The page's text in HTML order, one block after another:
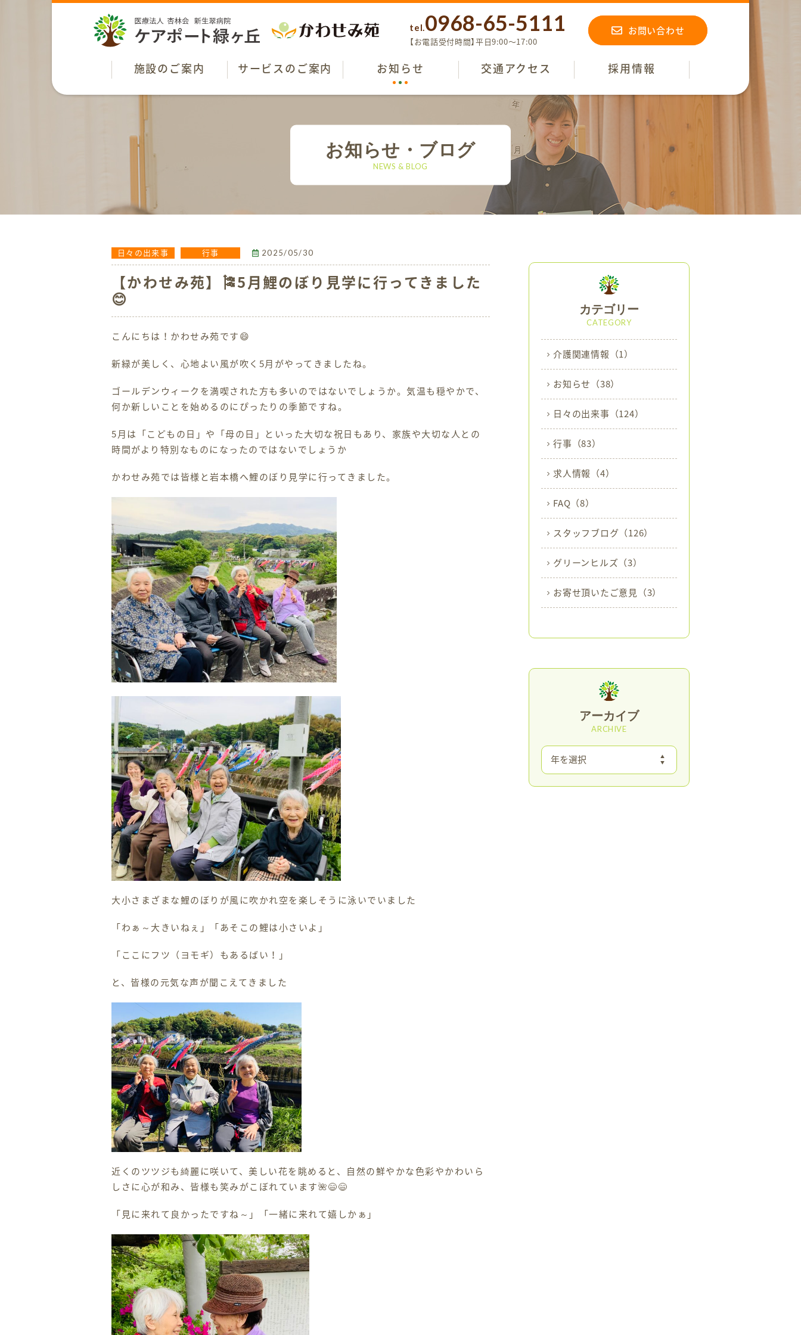
tel.0968-65-5111
【お電話受付時間】平日9:00〜17:00
お問い合わせ
施設のご案内 サービスのご案内 お知らせ 交通アクセス 採用情報
お知らせ・ブログ
NEWS & BLOG
日々の出来事 行事 2025/05/30
【かわせみ苑】🎏5月鯉のぼり見学に行ってきました
😊
こんにちは！かわせみ苑です😄
新緑が美しく、心地よい風が吹く5月がやってきましたね。
ゴールデンウィークを満喫された方も多いのではないでしょうか。気温も穏やかで、
何か新しいことを始めるのにぴったりの季節ですね。
5月は「こどもの日」や「母の日」といった大切な祝日もあり、家族や大切な人との
時間がより特別なものになったのではないでしょうか
かわせみ苑では皆様と岩本橋へ鯉のぼり見学に行ってきました。
大小さまざまな鯉のぼりが風に吹かれ空を楽しそうに泳いでいました
「わぁ～大きいねぇ」「あそこの鯉は小さいよ」
「ここにフツ（ヨモギ）もあるばい！」
と、皆様の元気な声が聞こえてきました
近くのツツジも綺麗に咲いて、美しい花を眺めると、自然の鮮やかな色彩やかわいら
しさに心が和み、皆様も笑みがこぼれています🌺😄😄
「見に来れて良かったですね～」「一緒に来れて嬉しかぁ」
カテゴリー
CATEGORY
介護関連情報 （1）
お知らせ （38）
日々の出来事 （124）
行事 （83）
求人情報 （4）
FAQ （8）
スタッフブログ （126）
グリーンヒルズ （3）
お寄せ頂いたご意見 （3）
アーカイブ
ARCHIVE